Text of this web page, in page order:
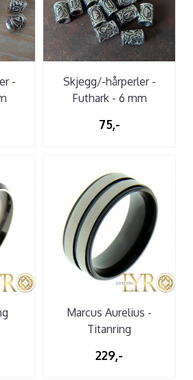
-
Skjegg/-hårperler -
Futhark - 6 mm
75,-
Marcus Aurelius -
Titanring
229,-